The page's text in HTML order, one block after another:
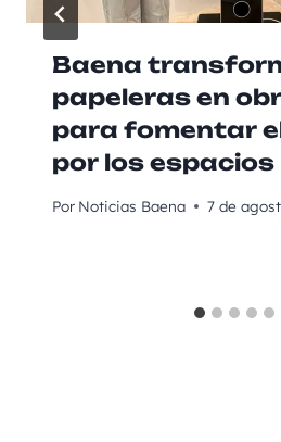
Baena
papeleras en
para fomentar
por los
Por Noticias Baena 7 de